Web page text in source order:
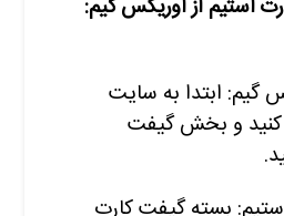
استیم از اوریکس گیم:
گیم: ابتدا به سایت
کنید و بخش گیفت
بسته گیفت کارت